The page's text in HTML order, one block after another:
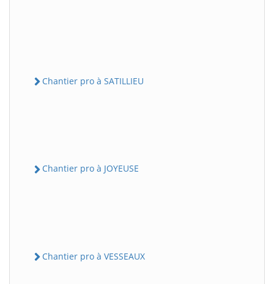
Chantier pro à SATILLIEU
Chantier pro à JOYEUSE
Chantier pro à VESSEAUX